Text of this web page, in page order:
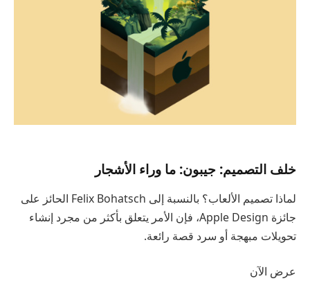
خلف التصميم: جيبون: ما وراء الأشجار
لماذا تصميم الألعاب؟ بالنسبة إلى Felix Bohatsch الحائز على
جائزة Apple Design، فإن الأمر يتعلق بأكثر من مجرد إنشاء
تحويلات مبهجة أو سرد قصة رائعة.
عرض الآن